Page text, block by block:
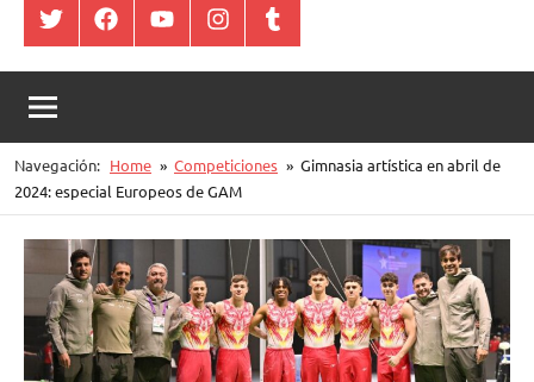
TwitterFacebookYouTubeInstagramTumblr
Navegación: Home Competiciones
Gimnasia artística en abril de
2024: especial Europeos de GAM